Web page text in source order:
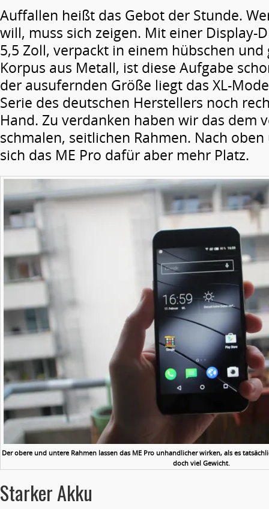
Auffallen heißt das Gebot der Stunde.
will, muss sich zeigen. Mit einer Display-
5,5 Zoll, verpackt in einem hübschen
Korpus aus Metall, ist diese Aufgabe
der ausufernden Größe liegt das XL-
Serie des deutschen Herstellers noch
Hand. Zu ­verdanken haben wir das dem
schmalen, ­seitlichen Rahmen. Nach
sich das ME Pro dafür aber mehr Platz.
Der obere und untere Rahmen lassen das ME Pro unhandlicher wirken, als es
doch viel Gewicht.
Starker Akku